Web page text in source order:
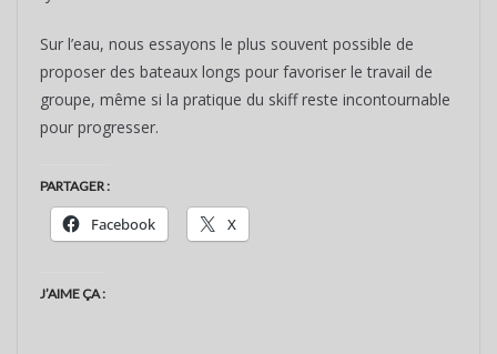
Sur l’eau, nous essayons le plus souvent possible de
proposer des bateaux longs pour favoriser le travail de
groupe, même si la pratique du skiff reste incontournable
pour progresser.
PARTAGER :
Facebook X
J’AIME ÇA :